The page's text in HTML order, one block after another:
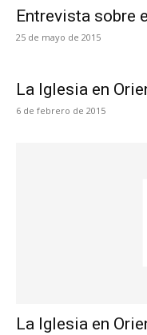
Entrevista sobre
25 de mayo de 2015
La Iglesia en
6 de febrero de 2015
La Iglesia en